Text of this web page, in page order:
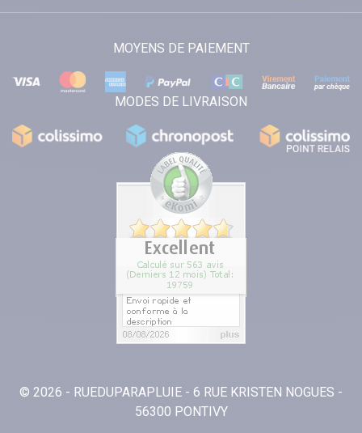
MOYENS DE PAIEMENT
MODES DE LIVRAISON
© 2026 - RUEDUPARAPLUIE - 6 RUE KRISTEN NOGUES -
56300 PONTIVY